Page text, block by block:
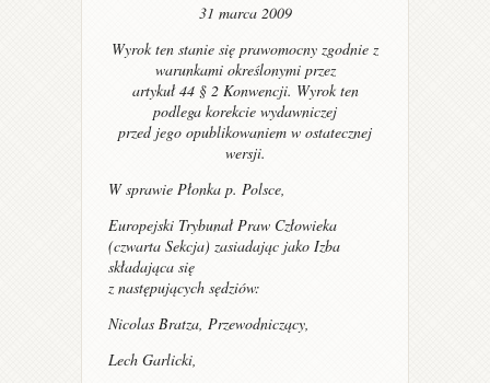
31 marca 2009
Wyrok ten stanie się prawomocny zgodnie z
warunkami określonymi przez
artykuł 44 § 2 Konwencji. Wyrok ten
podlega korekcie wydawniczej
przed jego opublikowaniem w ostatecznej
wersji.
W sprawie Płonka p. Polsce,
Europejski Trybunał Praw Człowieka
(czwarta Sekcja) zasiadając jako Izba
składająca się
z następujących sędziów:
Nicolas Bratza, Przewodniczący,
Lech Garlicki,